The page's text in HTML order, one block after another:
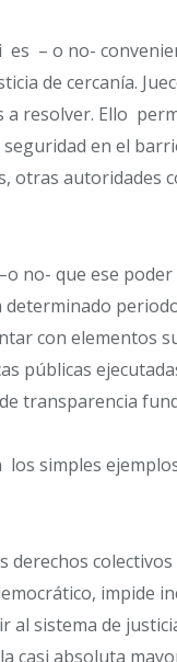
– o no-
de cercanía.
a resolver. Ello
en el
otras autoridades
no- que ese
determinado
con elementos
públicas
transparencia
simples
impide
al sistema de
casi absoluta